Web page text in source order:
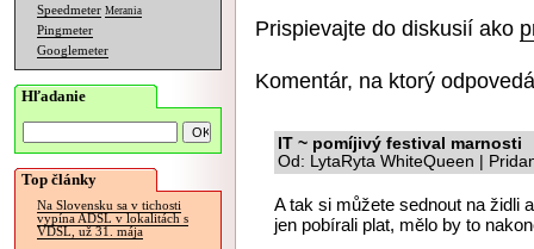
Speedmeter Merania
Pingmeter
Googlemeter
Hľadanie
Top články
Na Slovensku sa v tichosti
vypína ADSL v lokalitách s
VDSL, už 31. mája
Prispievajte do diskusií ako
Komentár, na ktorý
IT ~ pomíjivý festival marnosti
Od: LytaRyta WhiteQueen |
A tak si můžete sednout na židli
jen pobírali plat, mělo by to